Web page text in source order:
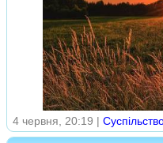
4 червня, 20:19 |